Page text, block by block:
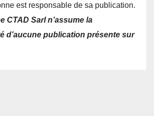
est responsable de sa publication.
CTAD Sarl n’assume la
d’aucune publication présente sur